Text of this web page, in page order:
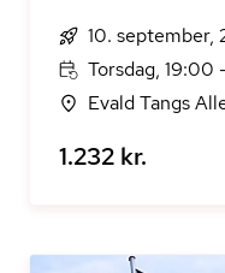
10. september,
Torsdag, 19:00
Evald Tangs
1.232 kr.